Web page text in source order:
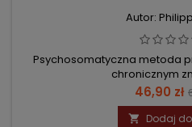
Autor:
Psychosomatyczna metoda
chronicznym
Cena
46,90 zł
 Dodaj